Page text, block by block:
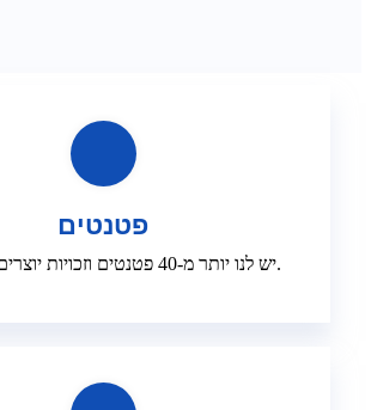
פטנטים
יש לנו יותר מ-40 פטנטים וזכויות יוצרים על תוכנה.